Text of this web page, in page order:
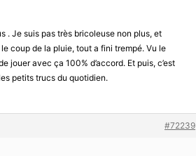
. Je suis pas très bricoleuse non plus, et
coup de la pluie, tout a fini trempé. Vu le
jouer avec ça 100% d’accord. Et puis, c’est
petits trucs du quotidien.
#72239